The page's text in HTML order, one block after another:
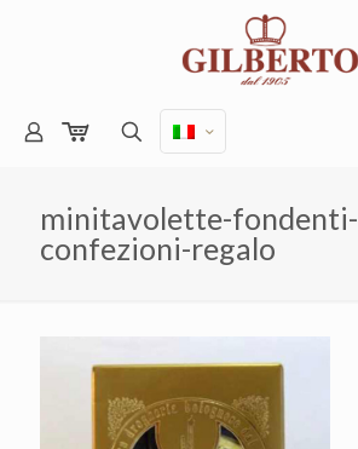
minitavolette-fondenti-
confezioni-regalo